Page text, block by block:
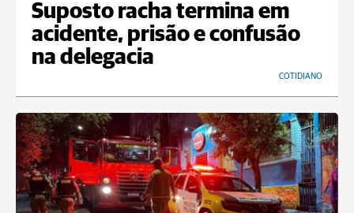
Suposto racha termina em
acidente, prisão e confusão
na delegacia
COTIDIANO